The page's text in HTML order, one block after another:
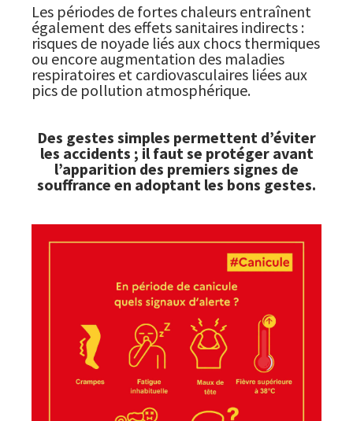
Les périodes de fortes chaleurs entraînent
également des effets sanitaires indirects :
risques de noyade liés aux chocs thermiques
ou encore augmentation des maladies
respiratoires et cardiovasculaires liées aux
pics de pollution atmosphérique.
Des gestes simples permettent d’éviter
les accidents ; il faut se protéger avant
l’apparition des premiers signes de
souffrance en adoptant les bons gestes.